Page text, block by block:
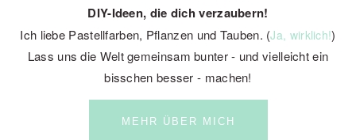
DIY-Ideen, die dich verzaubern!
Ich liebe Pastellfarben, Pflanzen und Tauben. (Ja, wirklich!)
Lass uns die Welt gemeinsam bunter - und vielleicht ein
bisschen besser - machen!
MEHR ÜBER MICH